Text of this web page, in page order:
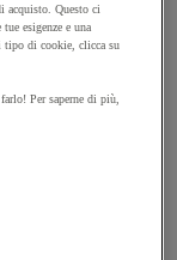
acquisto. Questo ci
esigenze e una
tipo di cookie, clicca su
Per saperne di più,